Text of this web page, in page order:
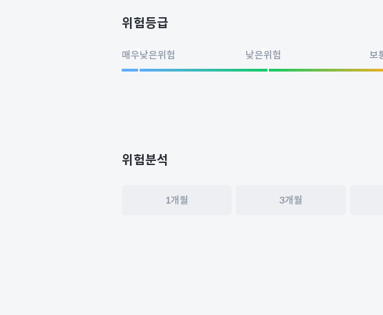
위험등급
매우낮은위험 낮은위험 보
위험분석
1개월 3개월